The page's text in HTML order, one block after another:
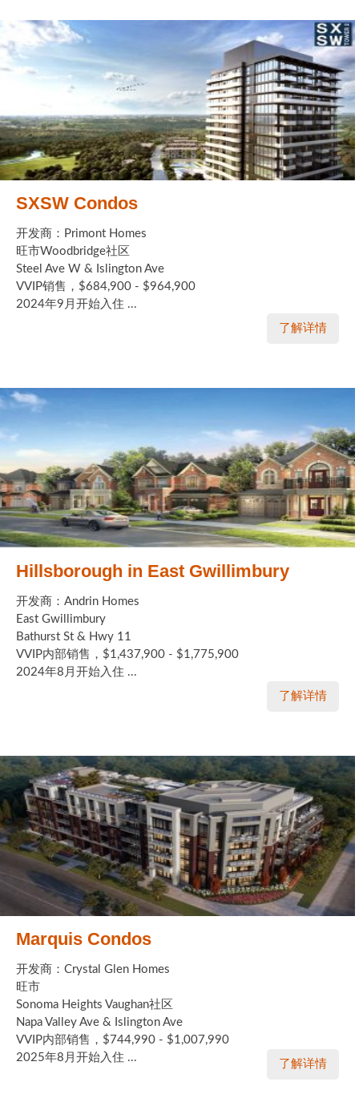
SXSW Condos
开发商：Primont Homes
旺市Woodbridge社区
Steel Ave W & Islington Ave
VVIP销售，$684,900 - $964,900
2024年9月开始入住 ...
了解详情
Hillsborough in East Gwillimbury
开发商：Andrin Homes
East Gwillimbury
Bathurst St & Hwy 11
VVIP内部销售，$1,437,900 - $1,775,900
2024年8月开始入住 ...
了解详情
Marquis Condos
开发商：Crystal Glen Homes
旺市
Sonoma Heights Vaughan社区
Napa Valley Ave & Islington Ave
VVIP内部销售，$744,990 - $1,007,990
2025年8月开始入住 ...
了解详情